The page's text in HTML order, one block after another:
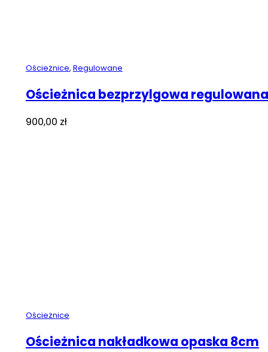
Ościeżnice, Regulowane
Ościeżnica bezprzylgowa
900,00 zł
Ościeżnice
Ościeżnica nakładkowa opaska 8cm